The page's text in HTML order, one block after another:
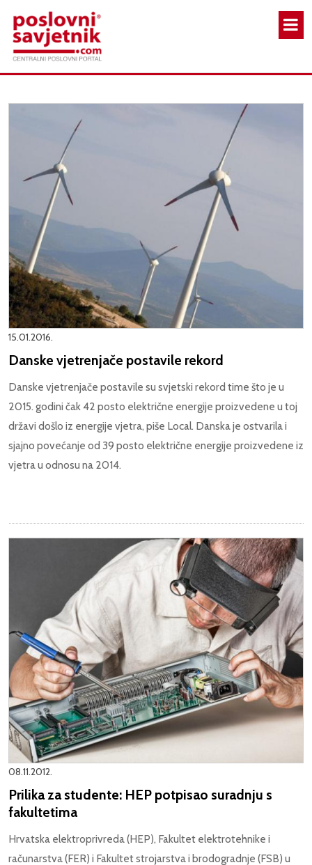
15.01.2016.
Danske vjetrenjače postavile rekord
Danske vjetrenjače postavile su svjetski rekord time što je u
2015. godini čak 42 posto električne energije proizvedene u toj
državi došlo iz energije vjetra, piše Local. Danska je ostvarila i
sjajno povećanje od 39 posto električne energije proizvedene iz
vjetra u odnosu na 2014.
08.11.2012.
Prilika za studente: HEP potpisao suradnju s
fakultetima
Hrvatska elektroprivreda (HEP), Fakultet elektrotehnike i
računarstva (FER) i Fakultet strojarstva i brodogradnje (FSB) u